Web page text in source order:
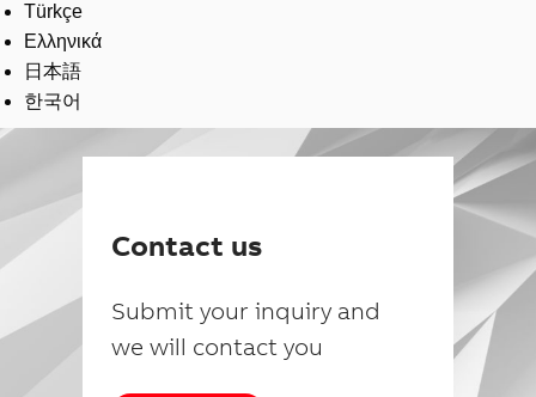
Türkçe
Ελληνικά
日本語
한국어
Contact us
Submit your inquiry and
we will contact you